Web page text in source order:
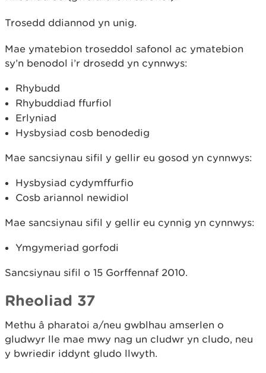
Trosedd ddiannod yn unig.
Mae ymatebion troseddol safonol ac ymatebion
sy’n benodol i’r drosedd yn cynnwys:
Rhybudd
Rhybuddiad ffurfiol
Erlyniad
Hysbysiad cosb benodedig
Mae sancsiynau sifil y gellir eu gosod yn cynnwys:
Hysbysiad cydymffurfio
Cosb ariannol newidiol
Mae sancsiynau sifil y gellir eu cynnig yn cynnwys:
Ymgymeriad gorfodi
Sancsiynau sifil o 15 Gorffennaf 2010.
Rheoliad 37
Methu â pharatoi a/neu gwblhau amserlen o
gludwyr lle mae mwy nag un cludwr yn cludo, neu
y bwriedir iddynt gludo llwyth.